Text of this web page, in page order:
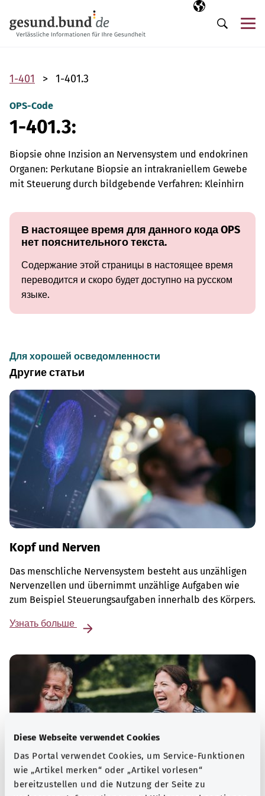
Diese Webseite verwendet Cookies
Das Portal verwendet Cookies, um Service-Funktionen
wie „Artikel merken“ oder „Artikel vorlesen“
bereitzustellen und die Nutzung der Seite zu
Выбранный
RU
Поиск
1-401 1-401.3
OPS-Code
1-401.3:
Biopsie ohne Inzision an Nervensystem und endokrinen
Organen: Perkutane Biopsie an intrakraniellem Gewebe
mit Steuerung durch bildgebende Verfahren: Kleinhirn
В настоящее время для данного кода OPS
нет пояснительного текста.
Содержание этой страницы в настоящее время
переводится и скоро будет доступно на русском
языке.
Для хорошей осведомленности
Другие статьи
Kopf und Nerven
Das menschliche Nervensystem besteht aus unzähligen
Nervenzellen und übernimmt unzählige Aufgaben wie
zum Beispiel Steuerungsaufgaben innerhalb des Körpers.
Узнать больше